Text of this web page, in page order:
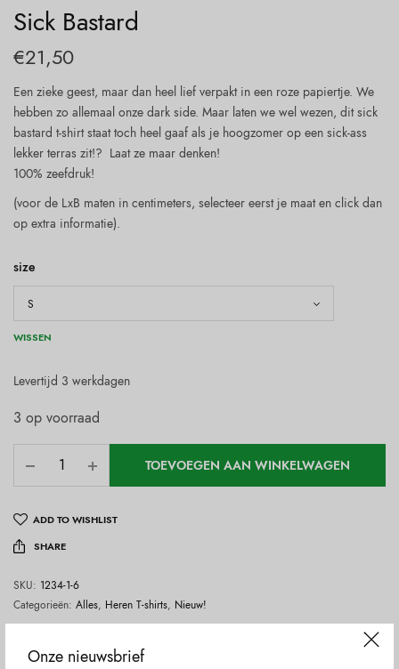
Onze nieuwsbrief
Sick Bastard
€21,50
Een zieke geest, maar dan heel lief verpakt in een roze papiertje. We
hebben zo allemaal onze dark side. Maar laten we wel wezen, dit sick
bastard t-shirt staat toch heel gaaf als je hoogzomer op een sick-ass
lekker terras zit!? Laat ze maar denken!
100% zeefdruk!
(voor de LxB maten in centimeters, selecteer eerst je maat en click dan
op extra informatie).
size
WISSEN
Levertijd 3 werkdagen
3 op voorraad
TOEVOEGEN AAN WINKELWAGEN
ADD TO WISHLIST
SHARE
SKU: 1234-1-6
Categorieën: Alles, Heren T-shirts, Nieuw!
Beschrijving